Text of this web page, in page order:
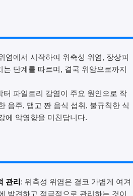
염에서 시작하여 위축성 위염, 장상피
단계를 따르며, 결국 위암으로까지
터 파일로리 감염이 주요 원인으로 작
음주, 맵고 짠 음식 섭취, 불규칙한 식
에 악영향을 미친답니다.
관리 : 위축성 위염은 결코 가볍게 여겨
발견하고 적극적으로 관리하는 것이